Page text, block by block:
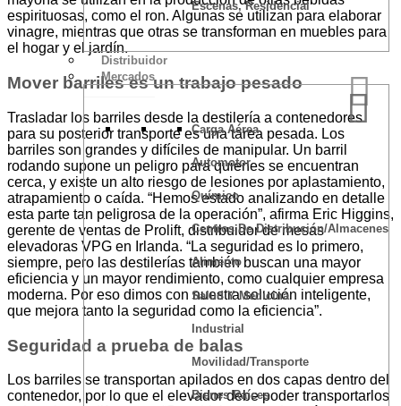
Escenas, Residencial
Distribuidor
Mercados
Carga Aérea
Automotor
Químico
Centros De Distribución/Almacenes
Alimento
Salud Y Medicina
Industrial
Movilidad/Transporte
Bienes Raíces
espirituosas, como el ron. Algunas se utilizan para elaborar
vinagre, mientras que otras se transforman en muebles para
el hogar y el jardín.
Mover barriles es un trabajo pesado
Trasladar los barriles desde la destilería a contenedores
para su posterior transporte es una tarea pesada. Los
barriles son grandes y difíciles de manipular. Un barril
rodando supone un peligro para quienes se encuentran
cerca, y existe un alto riesgo de lesiones por aplastamiento,
atrapamiento o caída. “Hemos estado analizando en detalle
esta parte tan peligrosa de la operación”, afirma Eric Higgins,
gerente de ventas de Prolift, distribuidor de mesas
elevadoras VPG en Irlanda. “La seguridad es lo primero,
siempre, pero las destilerías también buscan una mayor
eficiencia y un mayor rendimiento, como cualquier empresa
moderna. Por eso dimos con nuestra solución inteligente,
que mejora tanto la seguridad como la eficiencia”.
Seguridad a prueba de balas
Los barriles se transportan apilados en dos capas dentro del
contenedor, por lo que el elevador debe poder transportarlos